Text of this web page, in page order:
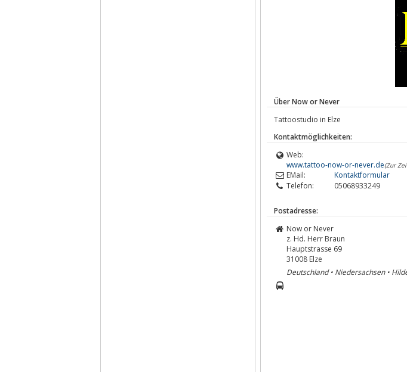
Über Now or Never
Tattoostudio in Elze
Kontaktmöglichkeiten:
Web:
www.tattoo-now-or-never.de(Zur
EMail:
Kontaktformular
Telefon:
05068933249
Postadresse:
Now or Never
z. Hd. Herr Braun
Hauptstrasse 69
31008 Elze
Deutschland • Niedersachsen •